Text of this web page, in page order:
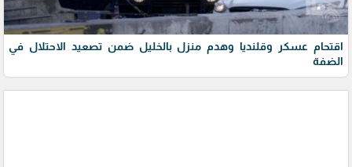
اقتحام عسكر وقلنديا وهدم منزل بالخليل ضمن تصعيد الاحتلال في
الضفة